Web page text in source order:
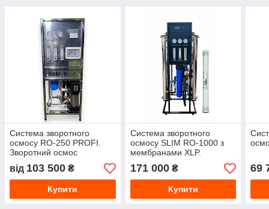
Система зворотного
осмосу RO-250 PROFI.
Зворотний осмос
промисловий, нержавіюча
сталь
від 103 500 ₴
Купити
Система зворотного
осмосу SLIM RO-1000 з
мембранами XLP.
зворотного осмосу 1000 л
на годину
171 000₴
Купити
69